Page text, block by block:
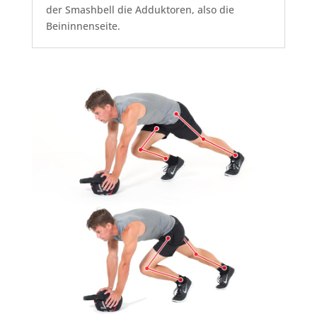
der Smashbell die Adduktoren, also die
Beininnenseite.